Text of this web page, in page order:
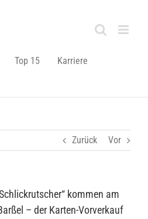
Top 15
Karriere
Zurück Vor
kommen am
– der Karten-Vorverkauf